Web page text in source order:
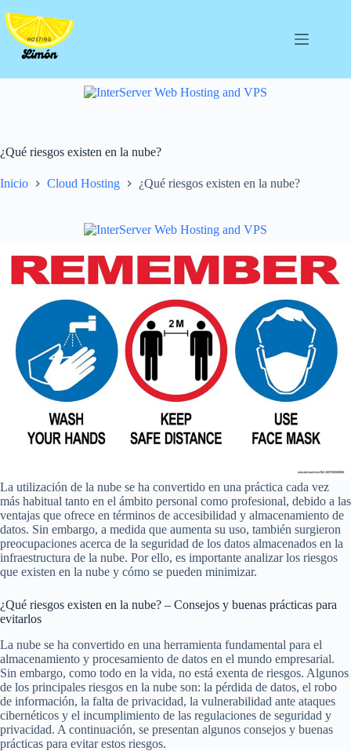
al
contenido
¿Qué riesgos existen en la nube?
Inicio Cloud Hosting ¿Qué riesgos existen en la nube?
La utilización de la nube se ha convertido en una práctica cada vez
más habitual tanto en el ámbito personal como profesional, debido a las
ventajas que ofrece en términos de accesibilidad y almacenamiento de
datos. Sin embargo, a medida que aumenta su uso, también surgieron
preocupaciones acerca de la seguridad de los datos almacenados en la
infraestructura de la nube. Por ello, es importante analizar los riesgos
que existen en la nube y cómo se pueden minimizar.
¿Qué riesgos existen en la nube? – Consejos y buenas prácticas para
evitarlos
La nube se ha convertido en una herramienta fundamental para el
almacenamiento y procesamiento de datos en el mundo empresarial.
Sin embargo, como todo en la vida, no está exenta de riesgos. Algunos
de los principales riesgos en la nube son: la pérdida de datos, el robo
de información, la falta de privacidad, la vulnerabilidad ante ataques
cibernéticos y el incumplimiento de las regulaciones de seguridad y
privacidad. A continuación, se presentan algunos consejos y buenas
prácticas para evitar estos riesgos.